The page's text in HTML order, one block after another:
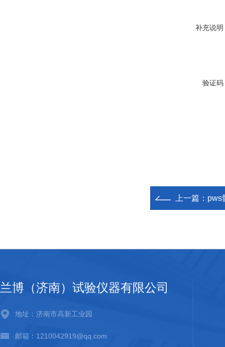
补充说明
验证码
上一篇： pws
兰博（济南）试验仪器有限公司
地址：济南市高新工业园
邮箱：1210042919@qq.com